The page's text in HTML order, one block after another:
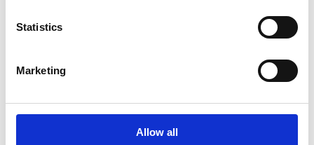
Statistics
Marketing
Allow all
kaupankäynnissä.
Osakkeet hankitaan ja maksetaan Nasdaq Helsinki Oy:n ja
Euroclear Finland Oy:n sääntöjen mukaisesti.
3. Osakkeiden pitäminen, mitätöiminen ja luovutus: